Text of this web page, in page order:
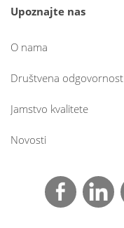
Upoznajte nas
O nama
Društvena odgovornost
Jamstvo kvalitete
Novosti